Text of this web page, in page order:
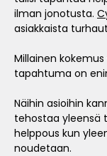
ilman jonotusta.
asiakkaista
Millainen
tapahtuma on
Näihin asioihin
tehostaa yleensä
helppous kun
noudetaan.